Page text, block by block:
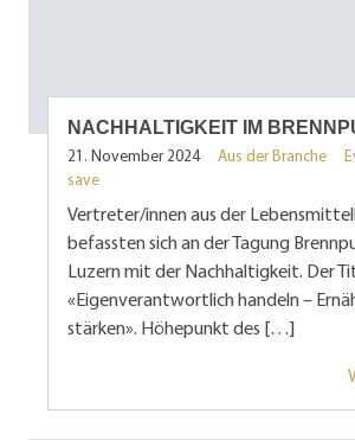
NACHHALTIGKEIT IM
21. November 2024 Aus der Branche
save
Vertreter/innen aus der
befassten sich an der Tagung
Luzern mit der Nachhaltigkeit. Der
«Eigenverantwortlich handeln –
stärken». Höhepunkt des […]